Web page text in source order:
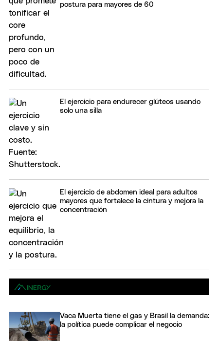
postura para mayores de 60
El ejercicio para endurecer glúteos usando
solo una silla
El ejercicio de abdomen ideal para adultos
mayores que fortalece la cintura y mejora la
concentración
Vaca Muerta tiene el gas y Brasil la demanda:
la política puede complicar el negocio